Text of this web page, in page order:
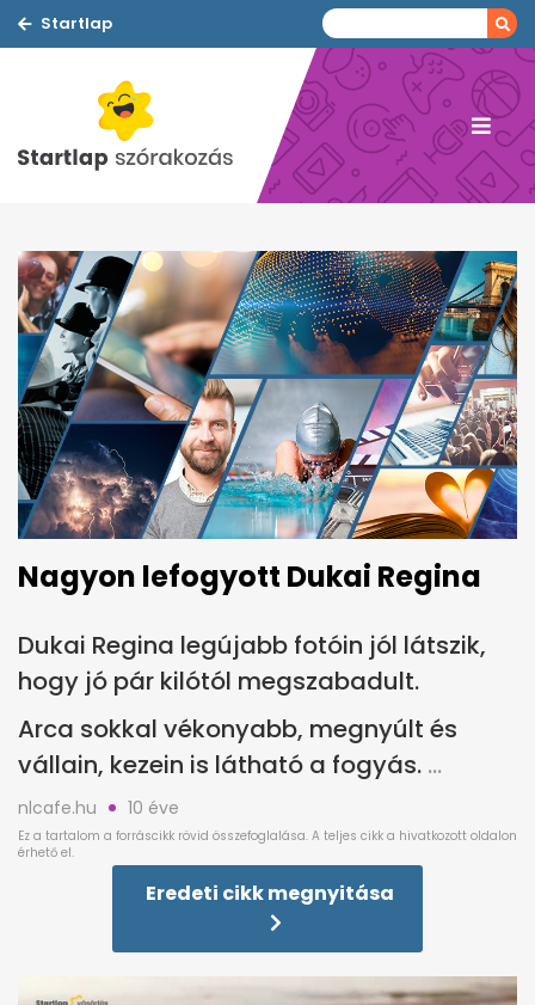
Startlap
Nagyon lefogyott Dukai Regina
Dukai Regina legújabb fotóin jól látszik,
hogy jó pár kilótól megszabadult.
Arca sokkal vékonyabb, megnyúlt és
vállain, kezein is látható a fogyás.
nlcafe.hu 10 éve
Eredeti cikk megnyitása